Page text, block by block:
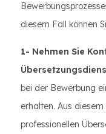
diesem Fall können
1- Nehmen Sie
bei der Bewerbung
erhalten. Aus
professionellen